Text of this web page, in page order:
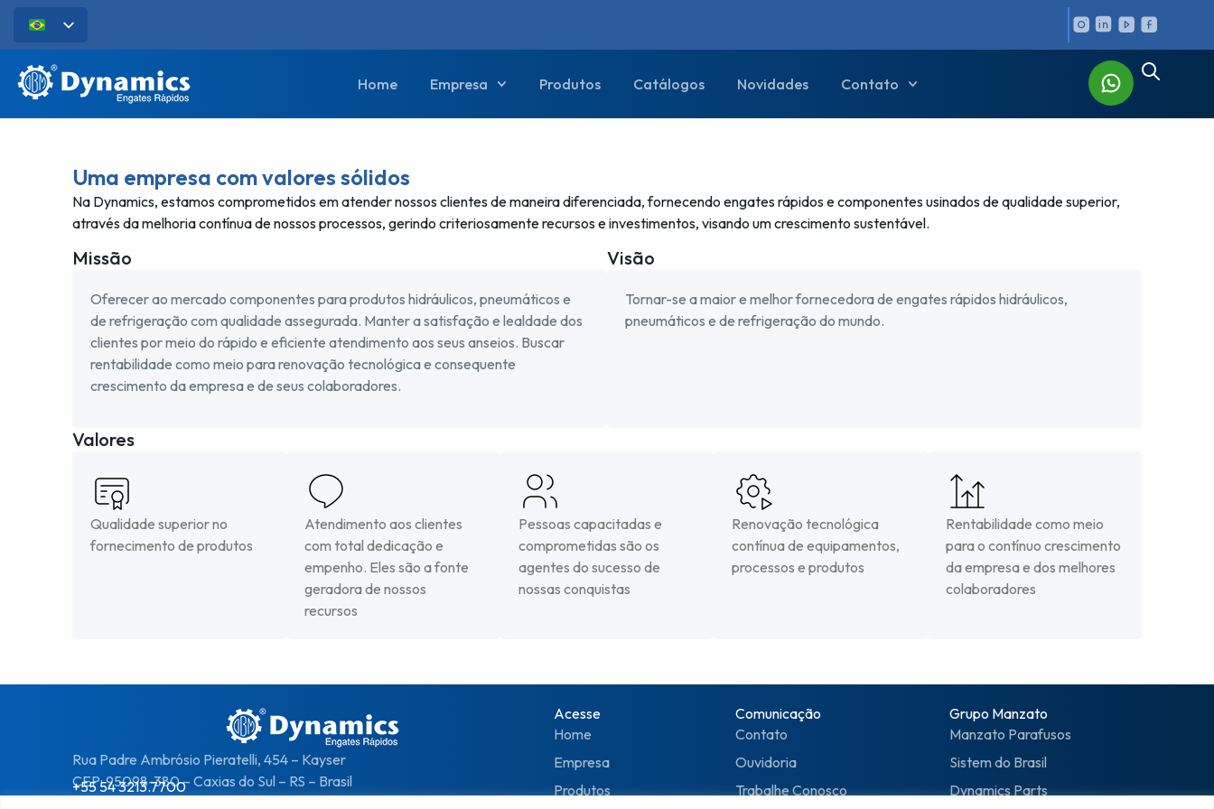
Home Empresa Produtos Catálogos Novidades Contato
Uma empresa com valores sólidos
Na Dynamics, estamos comprometidos em atender nossos clientes de maneira diferenciada, fornecendo engates rápidos e componentes usinados de qualidade superior,
através da melhoria contínua de nossos processos, gerindo criteriosamente recursos e investimentos, visando um crescimento sustentável.
Missão
Oferecer ao mercado componentes para produtos hidráulicos, pneumáticos e
de refrigeração com qualidade assegurada. Manter a satisfação e lealdade dos
clientes por meio do rápido e eficiente atendimento aos seus anseios. Buscar
rentabilidade como meio para renovação tecnológica e consequente
crescimento da empresa e de seus colaboradores.
Visão
Tornar-se a maior e melhor fornecedora de engates rápidos hidráulicos,
pneumáticos e de refrigeração do mundo.
Valores
Qualidade superior no
fornecimento de produtos
Atendimento aos clientes
com total dedicação e
empenho. Eles são a fonte
geradora de nossos
recursos
Pessoas capacitadas e
comprometidas são os
agentes do sucesso de
nossas conquistas
Renovação tecnológica
contínua de equipamentos,
processos e produtos
Rentabilidade como meio
para o contínuo crescimento
da empresa e dos melhores
colaboradores
Rua Padre Ambrósio Pieratelli, 454 – Kayser
CEP: 95098-380 – Caxias do Sul – RS – Brasil
+55 54 3213.7700
Acesse
Home
Empresa
Produtos
Comunicação
Contato
Ouvidoria
Trabalhe Conosco
Grupo Manzato
Manzato Parafusos
Sistem do Brasil
Dynamics Parts